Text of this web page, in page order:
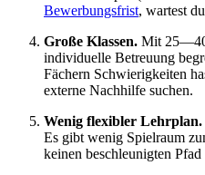
Bewerbungsfrist, wartest
Große Klassen. Mit 25—40
individuelle Betreuung
Fächern Schwierigkeiten
externe Nachhilfe suchen.
Wenig flexibler Lehrplan.
Es gibt wenig Spielraum
keinen beschleunigten